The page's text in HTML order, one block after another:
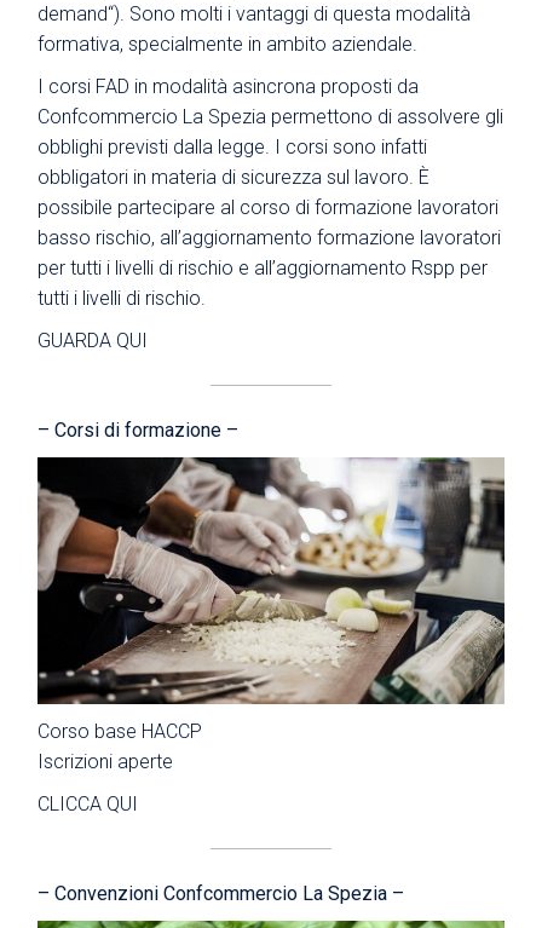
demand“). Sono molti i vantaggi di questa modalità
formativa, specialmente in ambito aziendale.
I corsi FAD in modalità asincrona proposti da
Confcommercio La Spezia permettono di assolvere gli
obblighi previsti dalla legge. I corsi sono infatti
obbligatori in materia di sicurezza sul lavoro. È
possibile partecipare al corso di formazione lavoratori
basso rischio, all’aggiornamento formazione lavoratori
per tutti i livelli di rischio e all’aggiornamento Rspp per
tutti i livelli di rischio.
GUARDA QUI
– Corsi di formazione –
Corso base HACCP
Iscrizioni aperte
CLICCA QUI
– Convenzioni Confcommercio La Spezia –